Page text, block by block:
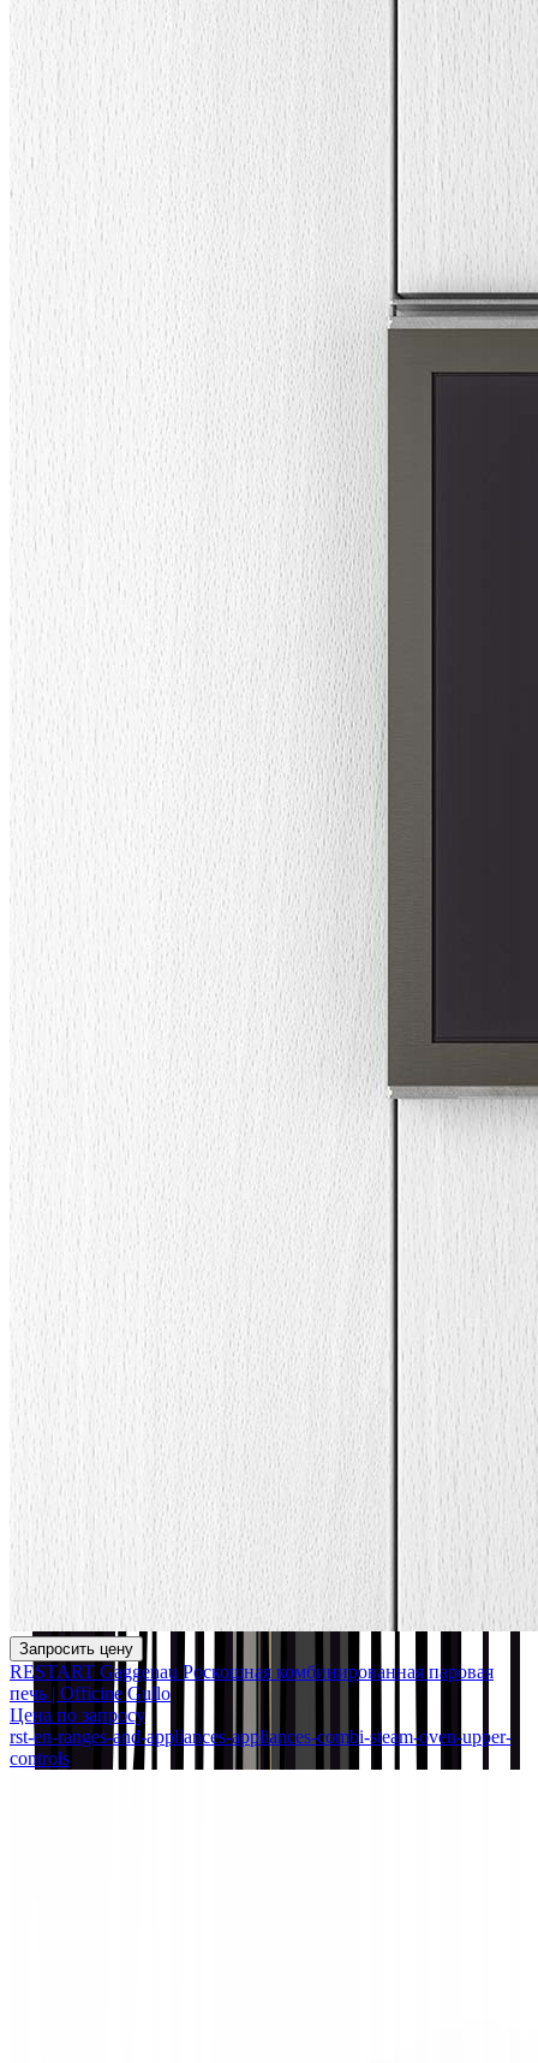
Запросить цену
RESTART Gaggenau Роскошная комбинированная паровая
печь | Officine Gullo
Цена по запросу
rst-en-ranges-and-appliances-appliances-combi-steam-oven-upper-
controls